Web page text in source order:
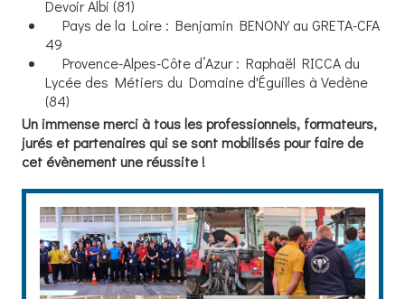
Devoir Albi (81)
Pays de la Loire : Benjamin BENONY au GRETA-CFA
49
Provence-Alpes-Côte d’Azur : Raphaël RICCA du
Lycée des Métiers du Domaine d'Éguilles à Vedène
(84)
Un immense merci à tous les professionnels, formateurs,
jurés et partenaires qui se sont mobilisés pour faire de
cet évènement une réussite !